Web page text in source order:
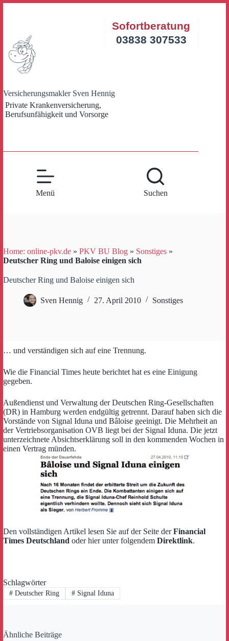
Versicherungsmakler Sven Hennig
Private Krankenversicherung,
Berufsunfähigkeit und Vorsorge
Sofortberatung
03838 307533
Menü Suchen
Home: online-pkv.de » PKV BU Blog » Sonstiges »
Deutscher Ring und Baloise einigen sich
Deutscher Ring und Baloise einigen sich
Sven Hennig 27. April 2010 Sonstiges
… und verständigen sich auf eine Trennung.
Wie die Financial Times heute berichtet hat es eine Einigung
gegeben.
Außendienst und Verwaltung der Deutschen Ring-Gesellschaften
(DR) in Hamburg werden endgültig getrennt. Darauf haben sich die
Vorstände von Signal Iduna und Bâloise geeinigt. Die Mehrheit an
der Vertriebsorganisation OVB liegt bei der Signal Iduna. Die jetzt
unterzeichnete Absichtserklärung soll in den kommenden Wochen in
einen Vertrag münden.
Den vollständigen Artikel lesen Sie auf der Seite derFinancial
Times Deutschland oder hier unter folgendem Direktlink.
Schlagwörter
#Deutscher Ring #Signal Iduna
Ähnliche Beiträge